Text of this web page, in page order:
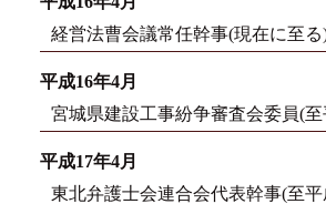
経営法曹会議常任幹事(現在に至る
平成16年4月
宮城県建設工事紛争審査会委員(至
平成17年4月
東北弁護士会連合会代表幹事(至平